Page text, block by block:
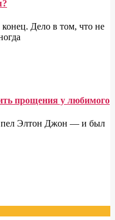
Дело в том, что не
прощения у любимого
пел Элтон Джон — и был